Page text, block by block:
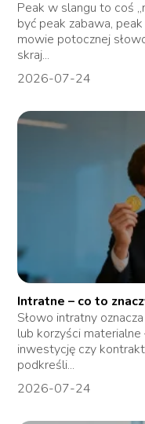
Peak w slangu to coś
być peak zabawa,
mowie potocznej
skraj...
2026-07-24
Intratne – co to
Słowo intratny
lub korzyści
inwestycję czy
podkreśli...
2026-07-24